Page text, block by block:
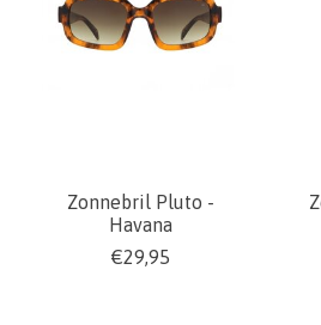
Zonnebril Pluto -
Havana
€29,95